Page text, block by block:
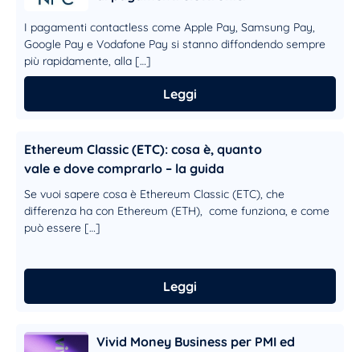
I pagamenti contactless come Apple Pay, Samsung Pay,
Google Pay e Vodafone Pay si stanno diffondendo sempre
più rapidamente, alla […]
Leggi
Ethereum Classic (ETC): cosa è, quanto
vale e dove comprarlo – la guida
Se vuoi sapere cosa è Ethereum Classic (ETC), che
differenza ha con Ethereum (ETH), come funziona, e come
può essere […]
Leggi
Vivid Money Business per PMI ed